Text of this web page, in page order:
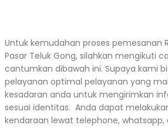
Untuk kemudahan proses pemesanan
Pasar Teluk Gong, silahkan mengikuti
cantumkan dibawah ini. Supaya kami
pelayanan optimal pelayanan yang
kesadaran anda untuk mengirimkan
sesuai identitas. Anda dapat
kendaraan lewat telephone, whatsapp,